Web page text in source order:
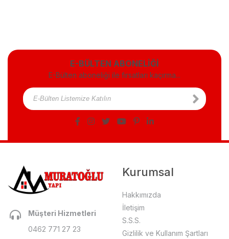
E-BÜLTEN ABONELİĞİ
E-Bülten aboneliği ile fırsatları kaçırma...
Müşteri Hizmetleri
0462 771 27 23
Kurumsal
Hakkımızda
İletişim
S.S.S.
Gizlilik ve Kullanım Şartları